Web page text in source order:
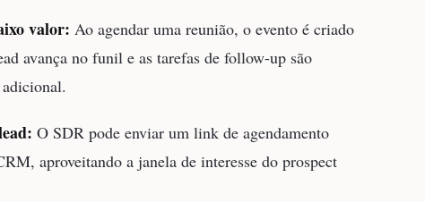
valor: Ao agendar uma reunião, o evento é criado
avança no funil e as tarefas de follow-up são
O SDR pode enviar um link de agendamento
aproveitando a janela de interesse do prospect